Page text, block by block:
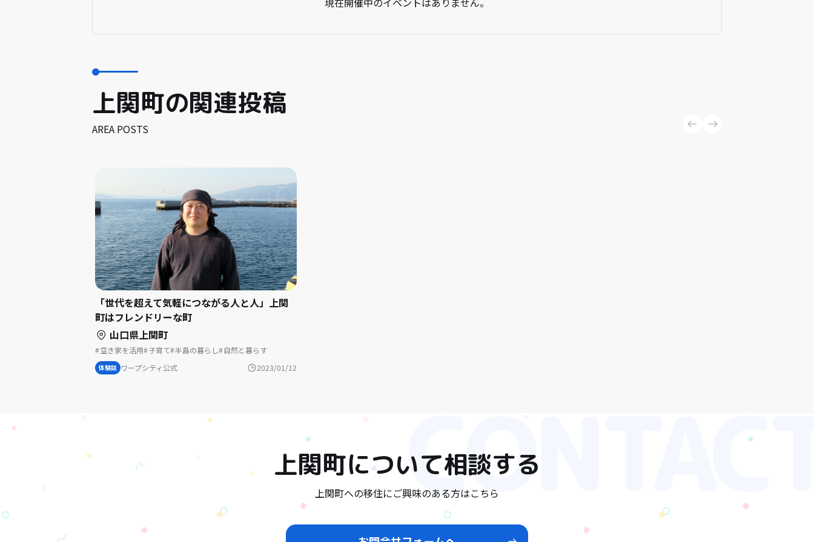
上関町の関連投稿
AREA POSTS
「世代を超えて気軽につながる人と人」上関
町はフレンドリーな町
山口県上関町
空き家を活用 子育て 半島の暮らし 自然と暮らす
夢の暮らし 歴史をつむぐ 島暮らし 漁師の仕事
まちづくり 結婚を機に移住
体験談 ワープシティ公式 2023/01/12
上関町について相談する
上関町への移住にご興味のある方はこちら